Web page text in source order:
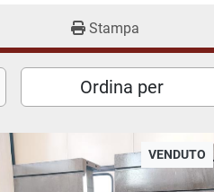
Stampa
Ordina per
VENDUTO